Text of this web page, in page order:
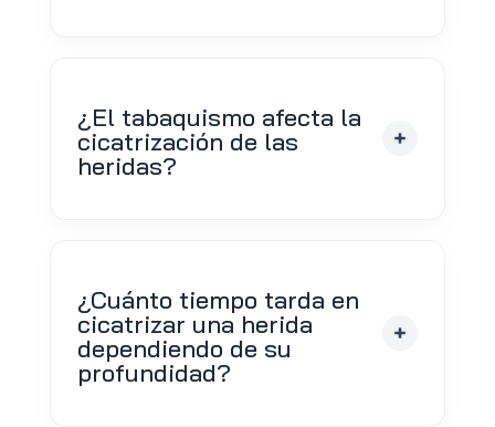
¿El tabaquismo afecta la
cicatrización de las
heridas?
¿Cuánto tiempo tarda en
cicatrizar una herida
dependiendo de su
profundidad?